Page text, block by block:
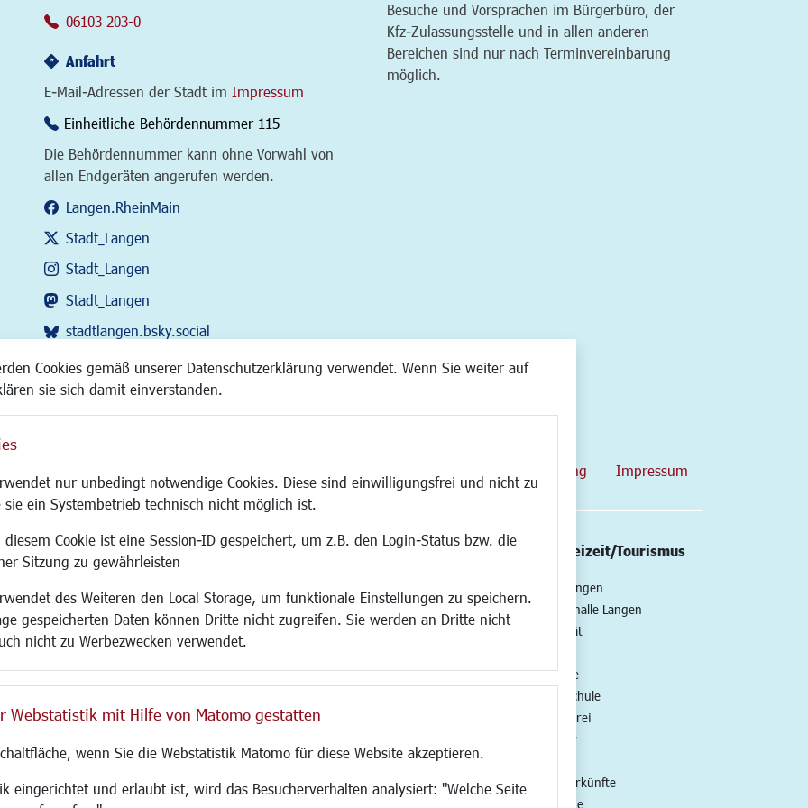
Cookies gemäß unserer Datenschutzerklärung verwendet. Wenn Sie weiter auf
sie sich damit einverstanden.
nur unbedingt notwendige Cookies. Diese sind einwilligungsfrei und nicht zu
ein Systembetrieb technisch nicht möglich ist.
diesem Cookie ist eine Session-ID gespeichert, um z.B. den Login-Status bzw. die
Sitzung zu gewährleisten
des Weiteren den Local Storage, um funktionale Einstellungen zu speichern.
gespeicherten Daten können Dritte nicht zugreifen. Sie werden an Dritte nicht
nicht zu Werbezwecken verwendet.
Webstatistik mit Hilfe von Matomo gestatten
wenn Sie die Webstatistik Matomo für diese Website akzeptieren.
eingerichtet und erlaubt ist, wird das Besucherverhalten analysiert: "Welche Seite
06103 203-0
Anfahrt
E-Mail-Adressen der Stadt im Impressum
Einheitliche Behördennummer 115
Die Behördennummer kann ohne Vorwahl von
allen Endgeräten angerufen werden.
Langen.RheinMain
Stadt_Langen
Stadt_Langen
Stadt_Langen
stadtlangen.bsky.social
RSS-Feed
Besuche und Vorsprachen im Bürgerbüro, der
Kfz-Zulassungsstelle und in allen anderen
Bereichen sind nur nach Terminvereinbarung
möglich.
Datenschutzerklärung Impressum
Immobilien
Familie/Soziales
Senioren/Haltestelle
Schule
Demokratie leben
Ukrainehilfe
Bauen/Umwelt/Mobilität
Aktuelle Baustellen
CINDY S
Kultur/Freizeit/Tourismus
Veranstaltungen
Neue Stadthalle Langen
Stadtporträt
Musikschule
Volkshochschule
Stadtbücherei
Stadtarchiv
Hotels/Unterkünfte
Gastronomie